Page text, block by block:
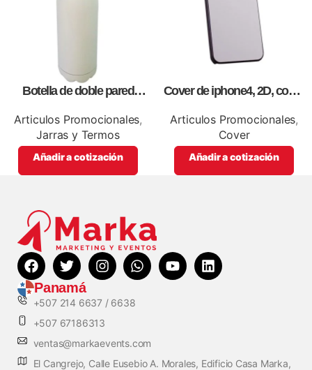
Botella de doble pared
promocionales
Articulos Promocionales,
Jarras y Termos
Añadir a cotización
Cover de iphone4, 2D, como
Articulos Promocionales,
Cover
Añadir a cotización
Panamá
+507 214 6637 / 6638
+507 67186313
ventas@markaevents.com
El Cangrejo, Calle Eusebio A. Morales, Edificio Casa Marka,